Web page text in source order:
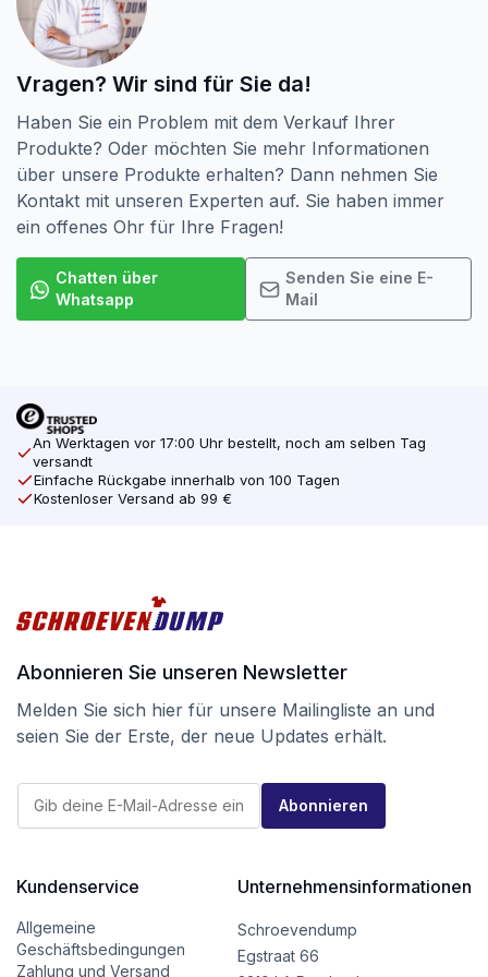
Vragen? Wir sind für Sie da!
Haben Sie ein Problem mit dem Verkauf Ihrer
Produkte? Oder möchten Sie mehr Informationen
über unsere Produkte erhalten? Dann nehmen Sie
Kontakt mit unseren Experten auf. Sie haben immer
ein offenes Ohr für Ihre Fragen!
Chatten über
Whatsapp
Senden Sie eine E-
Mail
An Werktagen vor 17:00 Uhr bestellt, noch am selben Tag
versandt
Einfache Rückgabe innerhalb von 100 Tagen
Kostenloser Versand ab 99 €
Abonnieren Sie unseren Newsletter
Melden Sie sich hier für unsere Mailingliste an und
seien Sie der Erste, der neue Updates erhält.
M
l
-
M
a
E
M
l
Abonnieren
Kundenservice
Allgemeine
Geschäftsbedingungen
Zahlung und Versand
Unternehmensinformationen
Schroevendump
Egstraat 66